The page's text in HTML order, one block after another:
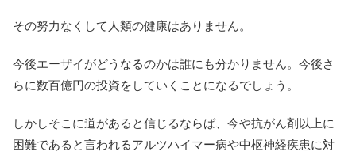
その努力なくして人類の健康はありません。
今後エーザイがどうなるのかは誰にも分かりません。今後さ
らに数百億円の投資をしていくことになるでしょう。
しかしそこに道があると信じるならば、今や抗がん剤以上に
困難であると言われるアルツハイマー病や中枢神経疾患に対